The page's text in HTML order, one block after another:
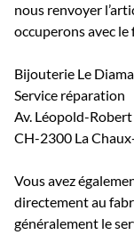
nous renvoyer
occuperons avec le
Bijouterie Le
Service réparation
Av. Léopold-Robert
CH-2300 La
Vous avez
directement au
généralement le